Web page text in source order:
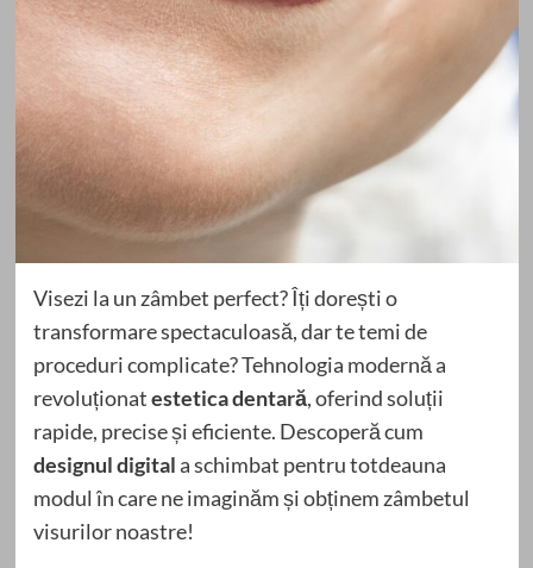
Visezi la un zâmbet perfect? Îți dorești o
transformare spectaculoasă, dar te temi de
proceduri complicate? Tehnologia modernă a
revoluționatestetica dentară, oferind soluții
rapide, precise și eficiente. Descoperă cum
designul digitala schimbat pentru totdeauna
modul în care ne imaginăm și obținem zâmbetul
visurilor noastre!